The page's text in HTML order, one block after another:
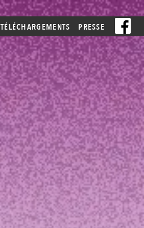
TÉLÉCHARGEMENTS PRESSE